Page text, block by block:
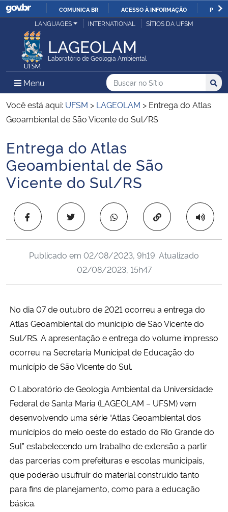
IR
O
COMUNICA BR ACESSO À INFORMAÇÃO
Ministério da Justiça e Segurança Pública
Ministério da Defesa
Ministério das Relações Exteriores
Ministério da Infraestrutura
Ministério da Agricultura, Pecuária e Abastecimento
Ministério da Educação
Ministério do Meio Ambiente
Ministério do Turismo
Ministério do Desenvolvimento Regional
Secretaria-Geral
Secretaria de Governo
LANGUAGES INTERNATIONAL SÍTIOS DA UFSM
LAGEOLAM
Laboratório de Geologia Ambiental
Menu Menu Principal do Sítio
Busca
Buscar no no Sítio
Busca:
Você está aqui: UFSM > LAGEOLAM > Entrega do Atlas
Geoambiental de São Vicente do Sul/RS
Início do conteúdo
Entrega do Atlas
Geoambiental de São
Vicente do Sul/RS
Copiar para área
Publicado em 02/08/2023, 9h19. Atualizado
02/08/2023, 15h47
No dia 07 de outubro de 2021 ocorreu a entrega do
Atlas Geoambiental do município de São Vicente do
Sul/RS. A apresentação e entrega do volume impresso
ocorreu na Secretaria Municipal de Educação do
município de São Vicente do Sul.
O Laboratório de Geologia Ambiental da Universidade
Federal de Santa Maria (LAGEOLAM – UFSM) vem
desenvolvendo uma série “Atlas Geoambiental dos
municípios do meio oeste do estado do Rio Grande do
Sul” estabelecendo um trabalho de extensão a partir
das parcerias com prefeituras e escolas municipais,
que poderão usufruir do material construído tanto
para fins de planejamento, como para a educação
básica.